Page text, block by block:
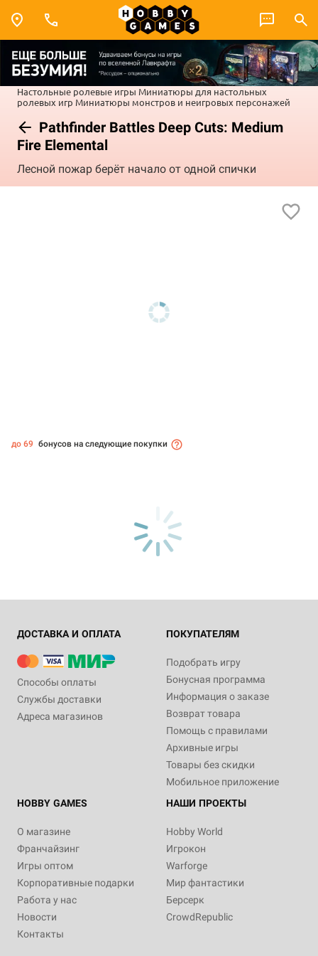
Настольные ролевые игры Миниатюры для настольных
ролевых игр Миниатюры монстров и неигровых персонажей
Pathfinder Battles Deep Cuts: Medium
Fire Elemental
Лесной пожар берёт начало от одной спички
до 69 бонусов на следующие покупки
ДОСТАВКА И ОПЛАТА
Способы оплаты
Службы доставки
Адреса магазинов
ПОКУПАТЕЛЯМ
Подобрать игру
Бонусная программа
Информация о заказе
Возврат товара
Помощь с правилами
Архивные игры
Товары без скидки
Мобильное приложение
HOBBY GAMES
О магазине
Франчайзинг
Игры оптом
Корпоративные подарки
Работа у нас
Новости
Контакты
НАШИ ПРОЕКТЫ
Hobby World
Игрокон
Warforge
Мир фантастики
Берсерк
CrowdRepublic